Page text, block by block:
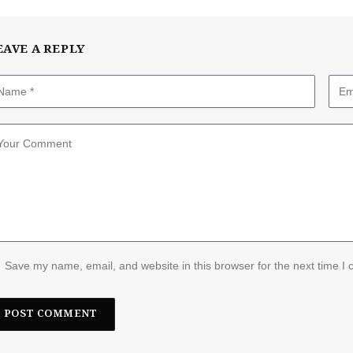
A REPLY
Save my name, email, and website in this browser for the next time I